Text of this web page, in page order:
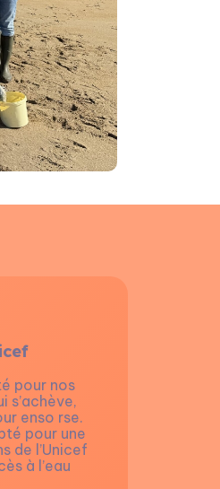
pour nos
s’achève,
enso rse.
pour une
de l’Unicef
à l’eau